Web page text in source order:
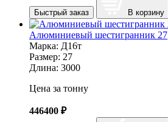
Быстрый заказ В корзину
Алюминиевый шестигранник 27
Марка: Д16т
Размер: 27
Длина: 3000
Цена за тонну
446400 ₽